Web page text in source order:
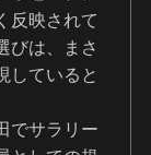
反映されて
びは、まさ
していると
でサラリー